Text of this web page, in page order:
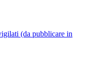
(da pubblicare in